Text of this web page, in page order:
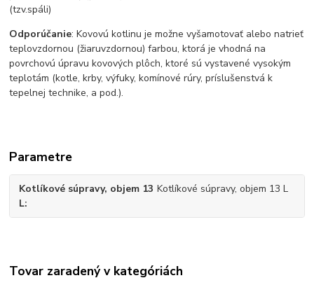
(tzv.spáli)
Odporúčanie: Kovovú kotlinu je možne vyšamotovať alebo natrieť
teplovzdornou (žiaruvzdornou) farbou, ktorá je vhodná na
povrchovú úpravu kovových plôch, ktoré sú vystavené vysokým
teplotám (kotle, krby, výfuky, komínové rúry, príslušenstvá k
tepelnej technike, a pod.).
Parametre
Kotlíkové súpravy, objem 13
L
Kotlíkové súpravy, objem 13 L
Tovar zaradený v kategóriách